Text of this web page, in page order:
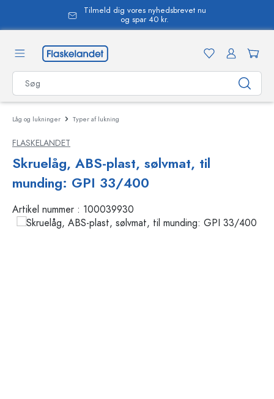
Tilmeld dig vores nyhedsbrevet nu
og spar 40 kr.
Låg og lukninger Typer af lukning
FLASKELANDET
Skruelåg, ABS-plast, sølvmat, til
munding: GPI 33/400
Artikel nummer : 100039930